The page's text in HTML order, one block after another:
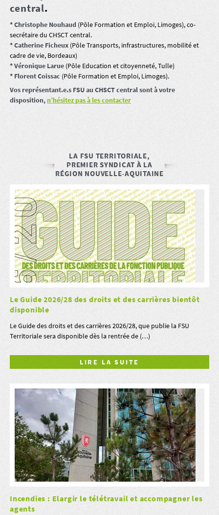
central.
* Christophe Nouhaud (Pôle Formation et Emploi, Limoges), co-
secrétaire du CHSCT central.
* Catherine Ficheux (Pôle Transports, infrastructures, mobilité et
cadre de vie, Bordeaux)
* Véronique Larue (Pôle Education et citoyenneté, Tulle)
* Florent Coissac (Pôle Formation et Emploi, Limoges).
Vos représentant.e.s FSU au CHSCT central sont à votre
disposition,n’hésitez pas à les contacter
LA FSU TERRITORIALE,
PREMIER SYNDICAT À LA
RÉGION NOUVELLE-AQUITAINE
Le Guide 2026/28 des droits et des carrières bientôt
disponible
Le Guide des droits et des carrières 2026/28, que publie la FSU
Territoriale sera disponible dès la rentrée de (…)
LIRE LA SUITE
Incendies : Elargir le télétravail et accompagner les
agents